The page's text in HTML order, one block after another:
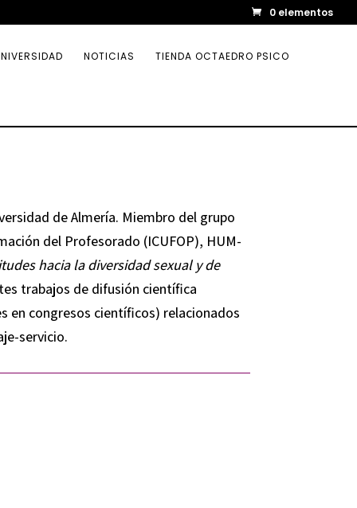
0 elementos
NOTICIAS TIENDA OCTAEDRO PSICO
de Almería. Miembro del grupo
del Profesorado (ICUFOP), HUM-
hacia la diversidad sexual y de
trabajos de difusión científica
en congresos científicos) relacionados
servicio.